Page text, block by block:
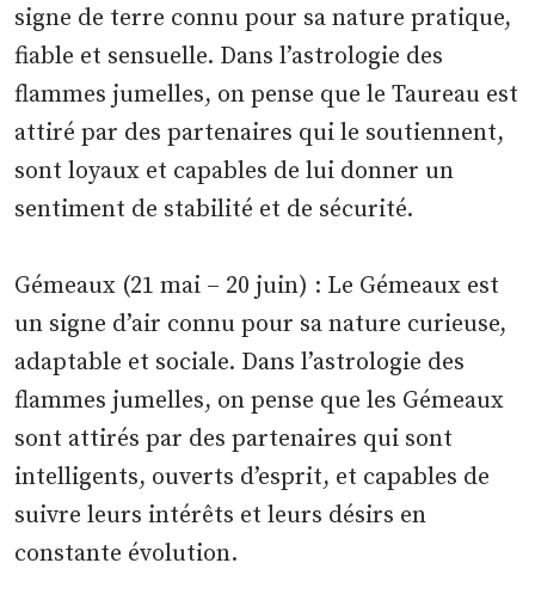
signe de terre connu pour sa nature pratique,
fiable et sensuelle. Dans l’astrologie des
flammes jumelles, on pense que le Taureau est
attiré par des partenaires qui le soutiennent,
sont loyaux et capables de lui donner un
sentiment de stabilité et de sécurité.
Gémeaux (21 mai – 20 juin) : Le Gémeaux est
un signe d’air connu pour sa nature curieuse,
adaptable et sociale. Dans l’astrologie des
flammes jumelles, on pense que les Gémeaux
sont attirés par des partenaires qui sont
intelligents, ouverts d’esprit, et capables de
suivre leurs intérêts et leurs désirs en
constante évolution.